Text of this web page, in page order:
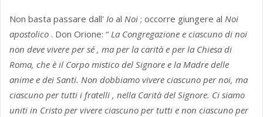
Non basta passare dall' Io al Noi ; occorre giungere al Noi
apostolico . Don Orione: “ La Congregazione e ciascuno di noi
non deve vivere per sé , ma per la carità e per la Chiesa di
Roma, che è il Corpo mistico del Signore e la Madre delle
anime e dei Santi. Non dobbiamo vivere ciascuno per noi, ma
ciascuno per tutti i fratelli , nella Carità del Signore. Ci siamo
uniti in Cristo per vivere ciascuno per tutti e non ciascuno per